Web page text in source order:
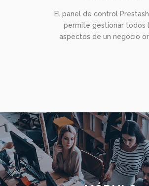
El panel de control
permite gestionar todos
aspectos de un negocio